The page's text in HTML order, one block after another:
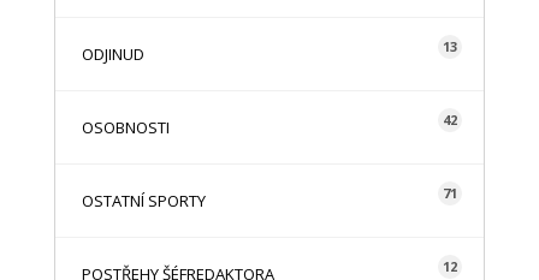
ODJINUD 13
OSOBNOSTI 42
OSTATNÍ SPORTY 71
POSTŘEHY ŠÉFREDAKTORA 12